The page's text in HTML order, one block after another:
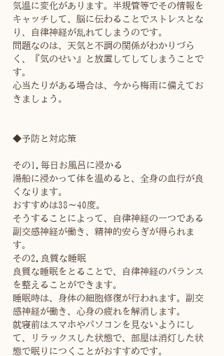
気温に変化があります。半規管等でその情報を
キャッチして、脳に伝わることでストレスとな
り、自律神経が乱れてしまうのです。
問題なのは、天気と不調の関係がわかりづら
く、『気のせい』と放置してしてしまうことで
す。
心当たりがある場合は、今から梅雨に備えてお
きましょう。
◆予防と対応策
その1.毎日お風呂に浸かる
湯船に浸かって体を温めると、全身の血行が良
くなります。
おすすめは38〜40度。
そうすることによって、自律神経の一つである
副交感神経が働き、精神的安らぎが得られま
す。
その2.良質な睡眠
良質な睡眠をとることで、自律神経のバランス
を整えることができます。
睡眠時は、身体の細胞修復が行われます。副交
感神経が働き、心身の疲れを解消します。
就寝前はスマホやパソコンを見ないようにし
て、リラックスした状態で、部屋は消灯した状
態で眠りにつくことがおすすめです。